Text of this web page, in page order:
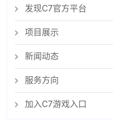
发现C7官方平台
项目展示
新闻动态
服务方向
加入C7游戏入口